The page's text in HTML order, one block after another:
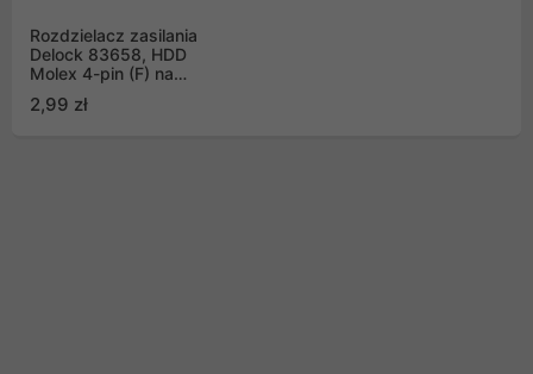
Rozdzielacz zasilania
Delock 83658, HDD
Molex 4-pin (F) na
Molex 4-pin (F)
2,99 zł